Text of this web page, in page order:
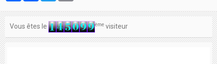
Vous êtes le ème visiteur